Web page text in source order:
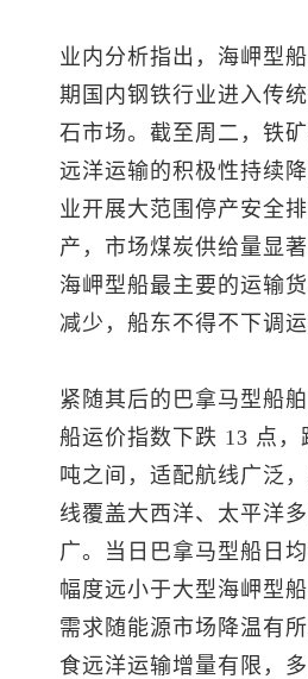
业内分析指出，海岬型
期国内钢铁行业进入传
石市场。截至周二，铁
远洋运输的积极性持续
业开展大范围停产安全
产，市场煤炭供给量显
海岬型船最主要的运输
减少，船东不得不下调
紧随其后的巴拿马型船
船运价指数下跌 13 点
吨之间，适配航线广泛
线覆盖大西洋、太平洋
广。当日巴拿马型船日
幅度远小于大型海岬型
需求随能源市场降温有
食远洋运输增量有限，